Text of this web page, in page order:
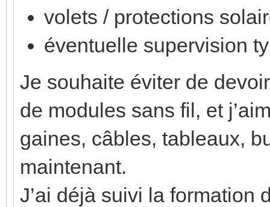
volets / protections
éventuelle supervision
Je souhaite éviter de
de modules sans fil, et
gaines, câbles, tableaux,
maintenant.
J’ai déjà suivi la formation